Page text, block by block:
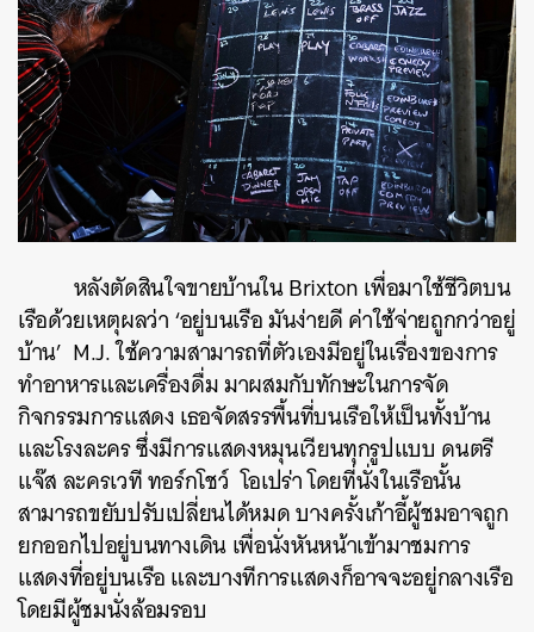
หลังตัดสินใจขายบ้านใน Brixton เพื่อมาใช้ชีวิตบน
เรือด้วยเหตุผลว่า ‘อยู่บนเรือ มันง่ายดี ค่าใช้จ่ายถูกกว่าอยู่
บ้าน’ M.J. ใช้ความสามารถที่ตัวเองมีอยู่ในเรื่องของการ
ทำอาหารและเครื่องดื่ม มาผสมกับทักษะในการจัด
กิจกรรมการแสดง เธอจัดสรรพื้นที่บนเรือให้เป็นทั้งบ้าน
และโรงละคร ซึ่งมีการแสดงหมุนเวียนทุกรูปแบบ ดนตรี
แจ๊ส ละครเวที ทอร์กโชว์ โอเปร่า โดยที่นั่งในเรือนั้น
สามารถขยับปรับเปลี่ยนได้หมด บางครั้งเก้าอี้ผู้ชมอาจถูก
ยกออกไปอยู่บนทางเดิน เพื่อนั่งหันหน้าเข้ามาชมการ
แสดงที่อยู่บนเรือ และบางทีการแสดงก็อาจจะอยู่กลางเรือ
โดยมีผู้ชมนั่งล้อมรอบ